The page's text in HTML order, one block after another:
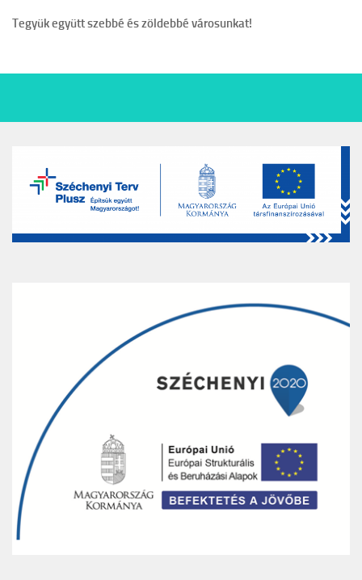
Tegyük együtt szebbé és zöldebbé városunkat!